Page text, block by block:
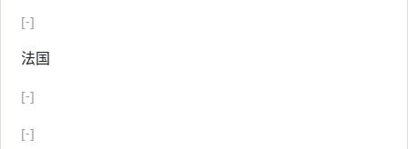
[-]
法国
[-]
[-]